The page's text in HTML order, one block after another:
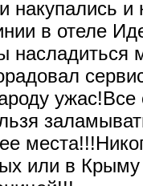
накупались
в отеле
или в Крыму